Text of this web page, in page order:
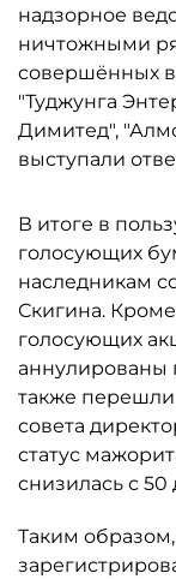
надзорное
ничтожными
совершённых в
"Туджунга
Димитед",
выступали
В итоге в
голосующих
наследникам
Скигина. Кроме
голосующих
аннулированы
также перешли
совета
статус
снизилась с 50
Таким